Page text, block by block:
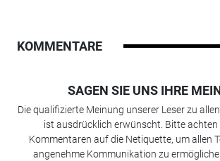
KOMMENTARE
SAGEN SIE UNS IHRE
Die qualifizierte Meinung unserer Leser zu
ist ausdrücklich erwünscht. Bitte achten
Kommentaren auf die Netiquette, um allen
angenehme Kommunikation zu